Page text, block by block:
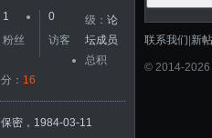
1
粉丝
0
访客
级：论
坛成员
总积
分： 16
保密，1984-03-11
联系我们|新
© 2014-2026